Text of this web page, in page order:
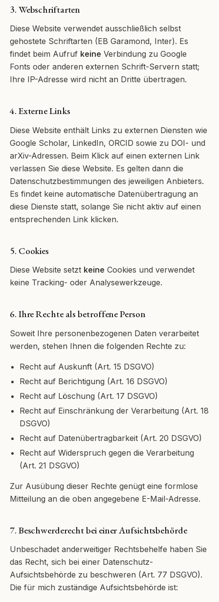
3. Webschriftarten
Diese Website verwendet ausschließlich selbst
gehostete Schriftarten (EB Garamond, Inter). Es
findet beim Aufruf keine Verbindung zu Google
Fonts oder anderen externen Schrift-Servern statt;
Ihre IP-Adresse wird nicht an Dritte übertragen.
4. Externe Links
Diese Website enthält Links zu externen Diensten wie
Google Scholar, LinkedIn, ORCID sowie zu DOI- und
arXiv-Adressen. Beim Klick auf einen externen Link
verlassen Sie diese Website. Es gelten dann die
Datenschutzbestimmungen des jeweiligen Anbieters.
Es findet keine automatische Datenübertragung an
diese Dienste statt, solange Sie nicht aktiv auf einen
entsprechenden Link klicken.
5. Cookies
Diese Website setzt keine Cookies und verwendet
keine Tracking- oder Analysewerkzeuge.
6. Ihre Rechte als betroffene Person
Soweit Ihre personenbezogenen Daten verarbeitet
werden, stehen Ihnen die folgenden Rechte zu:
Recht auf Auskunft (Art. 15 DSGVO)
Recht auf Berichtigung (Art. 16 DSGVO)
Recht auf Löschung (Art. 17 DSGVO)
Recht auf Einschränkung der Verarbeitung (Art. 18
DSGVO)
Recht auf Datenübertragbarkeit (Art. 20 DSGVO)
Recht auf Widerspruch gegen die Verarbeitung
(Art. 21 DSGVO)
Zur Ausübung dieser Rechte genügt eine formlose
Mitteilung an die oben angegebene E-Mail-Adresse.
7. Beschwerderecht bei einer Aufsichtsbehörde
Unbeschadet anderweitiger Rechtsbehelfe haben Sie
das Recht, sich bei einer Datenschutz-
Aufsichtsbehörde zu beschweren (Art. 77 DSGVO).
Die für mich zuständige Aufsichtsbehörde ist: